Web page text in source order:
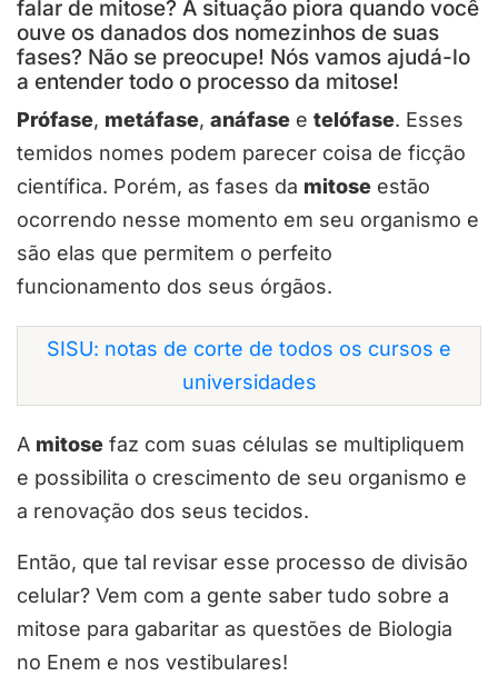
falar de mitose? A situação piora quando você
ouve os danados dos nomezinhos de suas
fases? Não se preocupe! Nós vamos ajudá-lo
a entender todo o processo da mitose!
Prófase, metáfase, anáfase e telófase. Esses
temidos nomes podem parecer coisa de ficção
científica. Porém, as fases da mitose estão
ocorrendo nesse momento em seu organismo e
são elas que permitem o perfeito
funcionamento dos seus órgãos.
SISU: notas de corte de todos os cursos e
universidades
A mitose faz com suas células se multipliquem
e possibilita o crescimento de seu organismo e
a renovação dos seus tecidos.
Então, que tal revisar esse processo de divisão
celular? Vem com a gente saber tudo sobre a
mitose para gabaritar as questões de Biologia
no Enem e nos vestibulares!